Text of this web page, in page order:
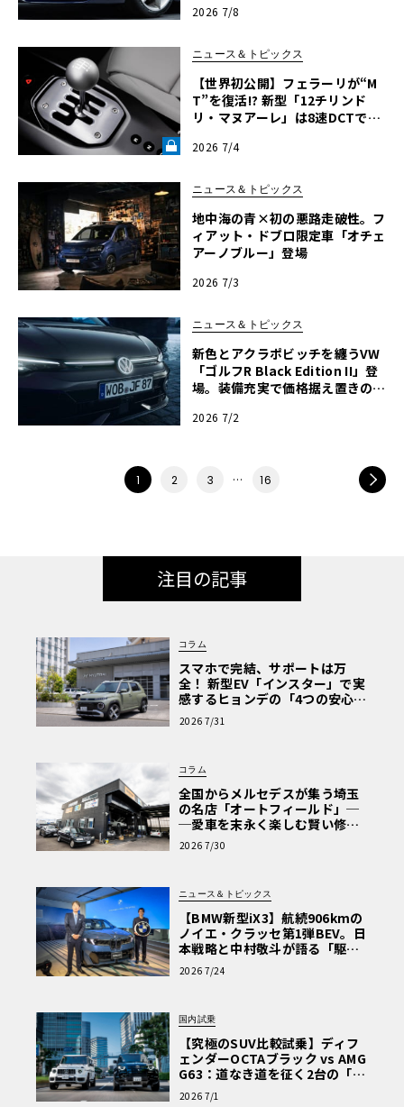
2026 7/8
ニュース＆トピックス
【世界初公開】フェラーリが“M
T”を復活!? 新型「12チリンド
リ・マヌアーレ」は8速DCTで珠
VOLANT LAB》
2026 7/4
ニュース＆トピックス
地中海の青×初の悪路走破性。フ
ィアット・ドブロ限定車「オチェ
アーノブルー」登場
2026 7/3
ニュース＆トピックス
新色とアクラポビッチを纏うVW
「ゴルフR Black Edition II」登
場。装備充実で価格据え置きの5
2026 7/2
1 2 3 … 16
注目の記事
コラム
スマホで完結、サポートは万
全！ 新型EV「インスター」で実
感するヒョンデの「4つの安心」
【第1回・ヒョンデ6つの疑問：
Why? Hyundai?】〈PR〉
2026 7/31
コラム
全国からメルセデスが集う埼玉
の名店「オートフィールド」─
─愛車を末永く楽しむ賢い修理
術と、プロがフックス製オイル
を選ぶ理由〈PR〉
2026 7/30
ニュース＆トピックス
【BMW新型iX3】航続906kmの
ノイエ・クラッセ第1弾BEV。日
本戦略と中村敬斗が語る「駆け
ぬける歓び」
2026 7/24
国内試乗
【究極のSUV比較試乗】ディフ
ェンダーOCTAブラック vs AMG
G63：道なき道を征く2台の「対
極的アプローチ」
2026 7/1